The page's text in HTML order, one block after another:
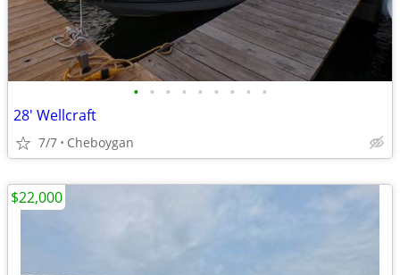
• • • • • • • • •
28' Wellcraft
7/7 Cheboygan
$22,000